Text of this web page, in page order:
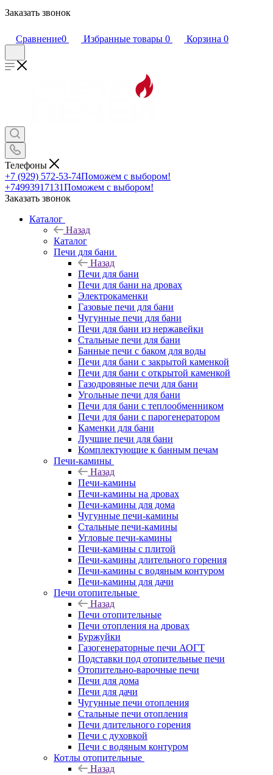
Заказать звонок
Сравнение0 Избранные товары 0 Корзина 0
Телефоны
+7 (929) 572-53-74Поможем с выбором!
+74993917131Поможем с выбором!
Заказать звонок
Каталог
Назад
Каталог
Печи для бани
Назад
Печи для бани
Печи для бани на дровах
Электрокаменки
Газовые печи для бани
Чугунные печи для бани
Печи для бани из нержавейки
Стальные печи для бани
Банные печи с баком для воды
Печи для бани с закрытой каменкой
Печи для бани с открытой каменкой
Газодровяные печи для бани
Угольные печи для бани
Печи для бани с теплообменником
Печи для бани с парогенератором
Каменки для бани
Лучшие печи для бани
Комплектующие к банным печам
Печи-камины
Назад
Печи-камины
Печи-камины на дровах
Печи-камины для дома
Чугунные печи-камины
Стальные печи-камины
Угловые печи-камины
Печи-камины с плитой
Печи-камины длительного горения
Печи-камины с водяным контуром
Печи-камины для дачи
Печи отопительные
Назад
Печи отопительные
Печи отопления на дровах
Буржуйки
Газогенераторные печи АОГТ
Подставки под отопительные печи
Отопительно-варочные печи
Печи для дома
Печи для дачи
Чугунные печи отопления
Стальные печи отопления
Печи длительного горения
Печи с духовкой
Печи с водяным контуром
Котлы отопительные
Назад